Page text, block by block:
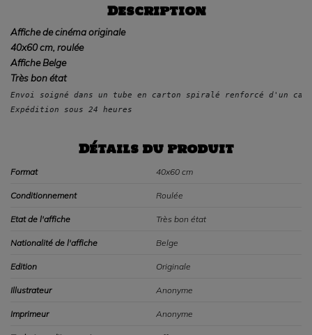
Description
Affiche de cinéma originale
40x60 cm, roulée
Affiche Belge
Très bon état
Envoi soigné dans un tube en carton spiralé renforcé d'un
Expédition sous 24 heures
Détails du produit
Format 40x60 cm
Conditionnement Roulée
Etat de l'affiche Très bon état
Nationalité de l'affiche Belge
Edition Originale
Illustrateur Anonyme
Imprimeur Anonyme